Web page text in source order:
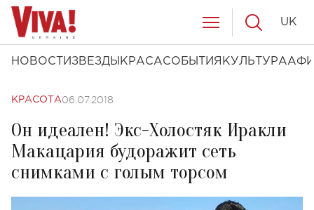
НОВОСТИ ЗВЕЗДЫ КРАСАСОБЫТИЯ КУЛЬТУРА
UK
КРАСОТА06.07.2018
Он идеален! Экс-Холостяк Иракли
Макацария будоражит сеть
снимками с голым торсом